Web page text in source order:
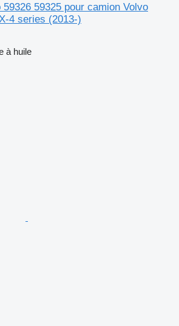
59325 pour camion Volvo
4 series (2013-)
à huile